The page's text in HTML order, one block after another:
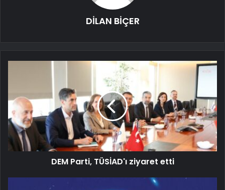
DİLAN BİÇER
DEM Parti, TÜSİAD'ı ziyaret etti